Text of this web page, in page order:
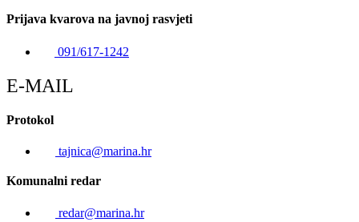
Prijava kvarova na javnoj rasvjeti
091/617-1242
E-MAIL
Protokol
tajnica@marina.hr
Komunalni redar
redar@marina.hr